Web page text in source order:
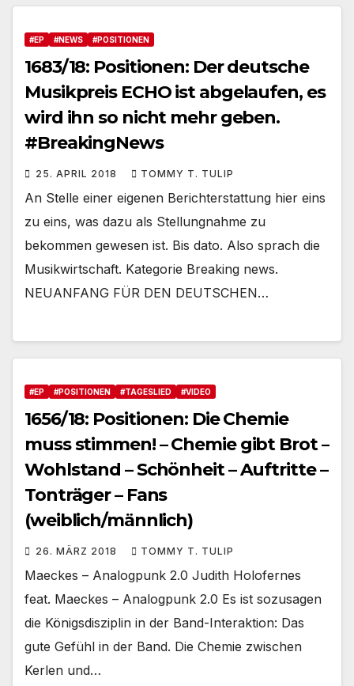
#EP #NEWS #POSITIONEN
1683/18: Positionen: Der deutsche
Musikpreis ECHO ist abgelaufen, es
wird ihn so nicht mehr geben.
#BreakingNews
25. APRIL 2018 TOMMY T. TULIP
An Stelle einer eigenen Berichterstattung hier eins
zu eins, was dazu als Stellungnahme zu
bekommen gewesen ist. Bis dato. Also sprach die
Musikwirtschaft. Kategorie Breaking news.
NEUANFANG FÜR DEN DEUTSCHEN…
#EP #POSITIONEN #TAGESLIED #VIDEO
1656/18: Positionen: Die Chemie
muss stimmen! – Chemie gibt Brot –
Wohlstand – Schönheit – Auftritte –
Tonträger – Fans
(weiblich/männlich)
26. MÄRZ 2018 TOMMY T. TULIP
Maeckes – Analogpunk 2.0 Judith Holofernes
feat. Maeckes – Analogpunk 2.0 Es ist sozusagen
die Königsdisziplin in der Band-Interaktion: Das
gute Gefühl in der Band. Die Chemie zwischen
Kerlen und…